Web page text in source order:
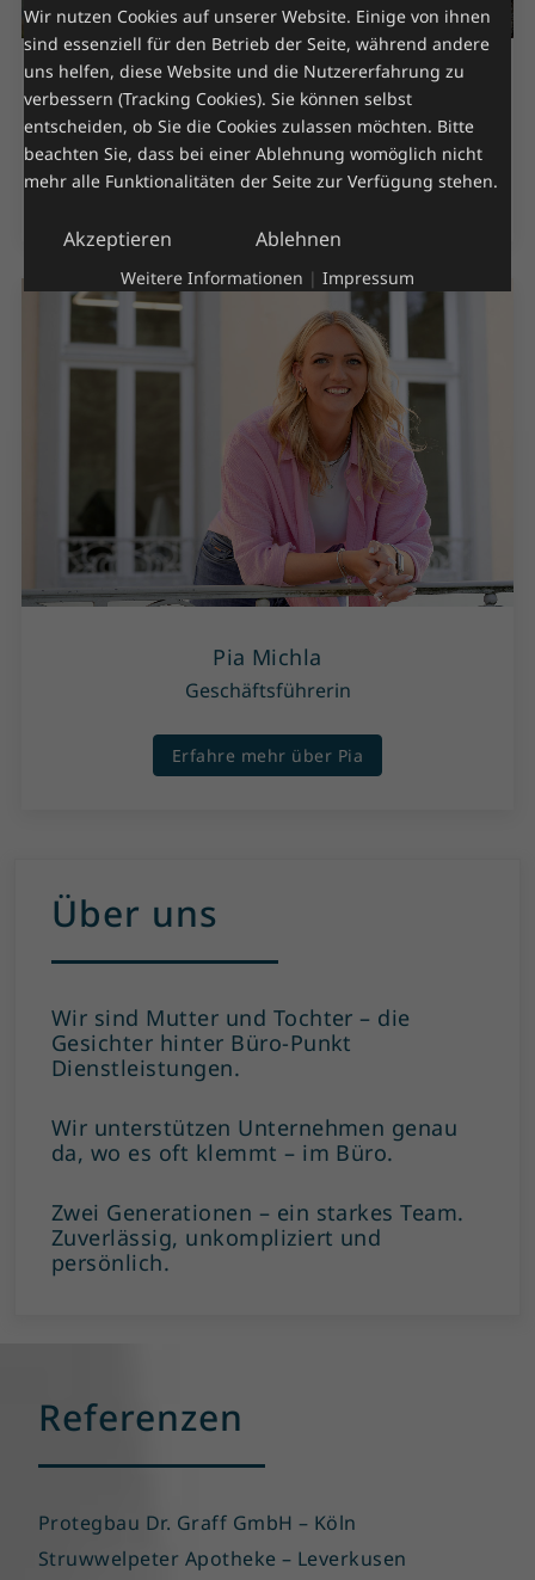
Wiebke Hornscheidt
Geschäftsführerin
Erfahre mehr über Wiebke
Pia Michla
Geschäftsführerin
Erfahre mehr über Pia
Über uns
Wir sind Mutter und Tochter – die
Gesichter hinter Büro-Punkt
Dienstleistungen.
Wir unterstützen Unternehmen genau
da, wo es oft klemmt – im Büro.
Zwei Generationen – ein starkes Team.
Zuverlässig, unkompliziert und
persönlich.
Referenzen
Protegbau Dr. Graff GmbH – Köln
Struwwelpeter Apotheke – Leverkusen
Wir nutzen Cookies auf unserer Website. Einige von ihnen
sind essenziell für den Betrieb der Seite, während andere
uns helfen, diese Website und die Nutzererfahrung zu
verbessern (Tracking Cookies). Sie können selbst
entscheiden, ob Sie die Cookies zulassen möchten. Bitte
beachten Sie, dass bei einer Ablehnung womöglich nicht
mehr alle Funktionalitäten der Seite zur Verfügung stehen.
Akzeptieren Ablehnen
Weitere Informationen | Impressum